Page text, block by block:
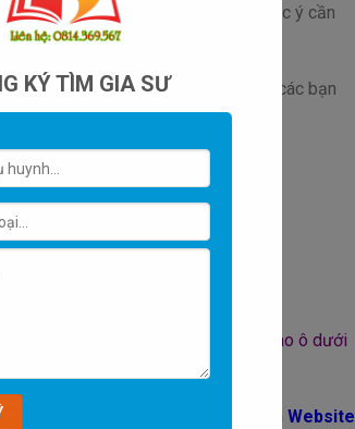
nhưng cũng phải đủ để viết tất cả các ý cần
của Gia sư Thanh Hóa tin chắc các bạn
bằng cách để lại thông tin vào ô dưới
zalo
Website
KÝ TÌM GIA SƯ